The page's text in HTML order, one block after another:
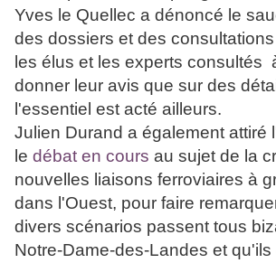
Yves le Quellec a dénoncé le
des dossiers et des
les élus et les experts consultés
donner leur avis que sur des
l'essentiel est acté ailleurs.
Julien Durand a également attiré
le débat en cours au sujet de la
nouvelles liaisons ferroviaires à
dans l'Ouest, pour faire
divers scénarios passent tous
Notre-Dame-des-Landes et